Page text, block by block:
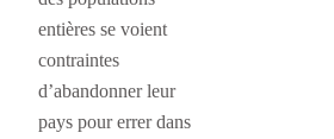
entières se voient
contraintes
d’abandonner leur
pays pour errer dans